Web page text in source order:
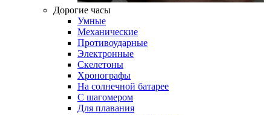
Дорогие часы
Умные
Механические
Противоударные
Электронные
Скелетоны
Хронографы
На солнечной батарее
С шагомером
Для плавания